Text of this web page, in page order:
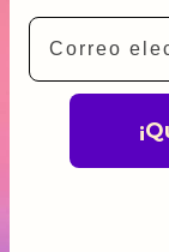
Email